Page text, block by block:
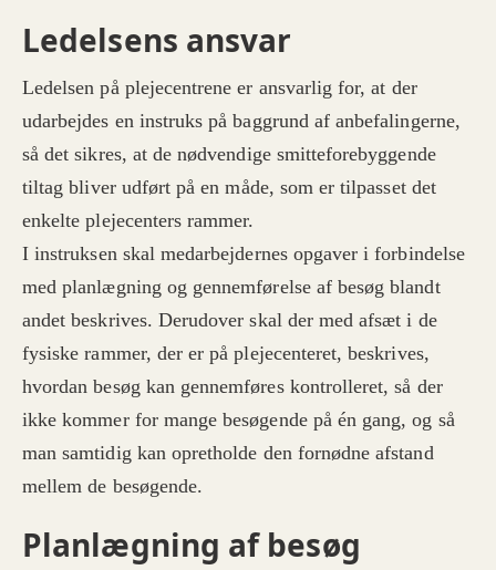
Ledelsens ansvar
Ledelsen på plejecentrene er ansvarlig for, at der
udarbejdes en instruks på baggrund af anbefalingerne,
så det sikres, at de nødvendige smitteforebyggende
tiltag bliver udført på en måde, som er tilpasset det
enkelte plejecenters rammer.
I instruksen skal medarbejdernes opgaver i forbindelse
med planlægning og gennemførelse af besøg blandt
andet beskrives. Derudover skal der med afsæt i de
fysiske rammer, der er på plejecenteret, beskrives,
hvordan besøg kan gennemføres kontrolleret, så der
ikke kommer for mange besøgende på én gang, og så
man samtidig kan opretholde den fornødne afstand
mellem de besøgende.
Planlægning af besøg